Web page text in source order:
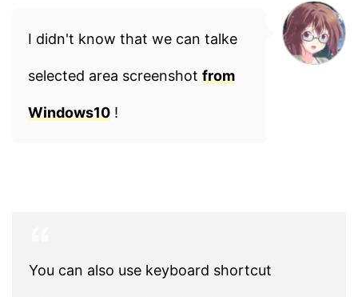
I didn't know that we can talke
selected area screenshot from
Windows10 !
You can also use keyboard shortcut